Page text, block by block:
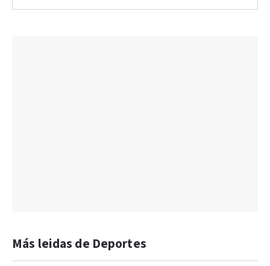
Más leidas de Deportes